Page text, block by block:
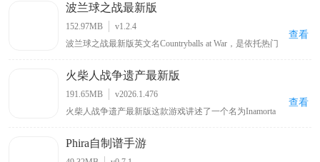
过多样化剧情选择与互动玩法体验紧张刺激探索之旅，游
戏场景设计精良、角色形象生动，战斗系统和日常互动都
充满趣味性
波兰球之战最新版
152.97MB
v1.2.4
波兰球之战最新版英文名Countryballs at War，是依托热门
双玩法，玩家任选国家阵营执掌政权，统筹资源调配、兵
种编组、外交博弈，稳步扩张国土版图，发展国力登顶超
级大国。游戏原生支持简体中文，手动切换即可适配母语
游玩，兼顾趣味玩梗与深度策略博弈，适配策略游戏爱好
查看
火柴人战争遗产最新版
191.65MB
v2026.1.476
火柴人战争遗产最新版这款游戏讲述了一个名为Inamorta
争工艺。该游戏场景设计宏伟，地图广袤，在地图上会有
不同国家划分出来疆域，你将依照不断增加的战争工艺来
查看
Phira自制谱手游